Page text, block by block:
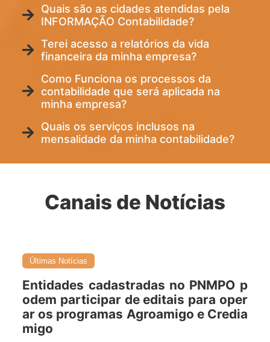
Quais são as cidades atendidas pela
INFORMAÇÃO Contabilidade?
Terei acesso a relatórios da vida
financeira da minha empresa?
Como Funciona os processos da
contabilidade que será aplicada na
minha empresa?
Quais os serviços inclusos na
mensalidade da minha contabilidade?
Canais de Notícias
Últimas Notícias
Entidades cadastradas no PNMPO p
odem participar de editais para oper
ar os programas Agroamigo e Credia
migo